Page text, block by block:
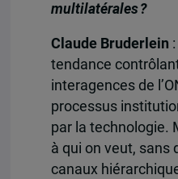
multilatérales ?
Claude Bruderlein
tendance
interagences de
processus
par la technologie.
à qui on veut, sans
canaux